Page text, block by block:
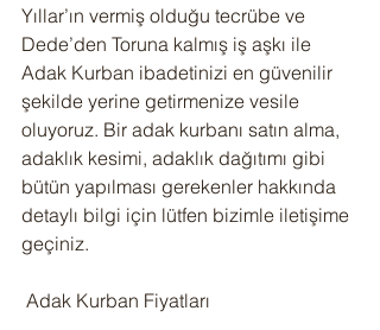
Yıllar’ın vermiş olduğu tecrübe ve
Dede’den Toruna kalmış iş aşkı ile
Adak Kurban ibadetinizi en güvenilir
şekilde yerine getirmenize vesile
oluyoruz. Bir adak kurbanı satın alma,
adaklık kesimi, adaklık dağıtımı gibi
bütün yapılması gerekenler hakkında
detaylı bilgi için lütfen bizimle iletişime
geçiniz.
Adak Kurban Fiyatları